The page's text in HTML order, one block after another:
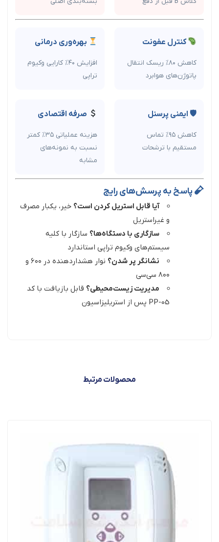
کنترل عفونت
کاهش ۸۰% ریسک انتقال
پاتوژن‌های هوابرد
بهره‌وری درمانی
افزایش ۴۰% کارایی وکیوم
تراپی
🛡 ایمنی پرسنل
کاهش ۹۵% تماس
مستقیم با ترشحات
صرفه اقتصادی
هزینه عملیاتی ۳۵% کمتر
نسبت به نمونه‌های
مشابه
پاسخ به پرسش‌های رایج
آیا قابل استریل کردن است؟خیر، یکبار مصرف
و غیراستریل
سازگاری با دستگاه‌ها؟سازگار با کلیه
سیستم‌های وکیوم تراپی استاندارد
نشانگر پر شدن؟
نوار هشداردهنده در ۶۰۰ و
۸۰۰ سی‌سی
مدیریت زیست‌محیطی؟قابل بازیافت با کد
PP-05 پس از استریلیزاسیون
محصولات مرتبط